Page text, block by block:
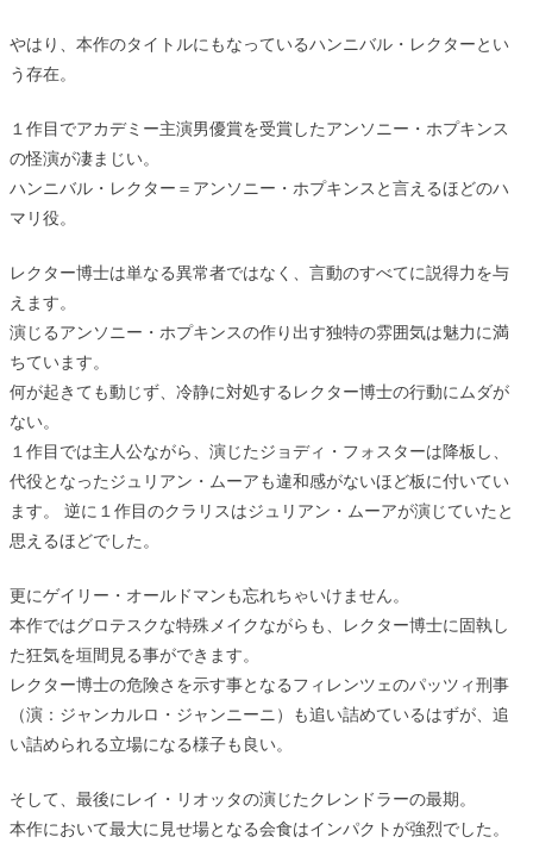
やはり、本作のタイトルにもなっているハンニバル・レクターとい
う存在。
１作目でアカデミー主演男優賞を受賞したアンソニー・ホプキンス
の怪演が凄まじい。
ハンニバル・レクター＝アンソニー・ホプキンスと言えるほどのハ
マリ役。
レクター博士は単なる異常者ではなく、言動のすべてに説得力を与
えます。
演じるアンソニー・ホプキンスの作り出す独特の雰囲気は魅力に満
ちています。
何が起きても動じず、冷静に対処するレクター博士の行動にムダが
ない。
１作目では主人公ながら、演じたジョディ・フォスターは降板し、
代役となったジュリアン・ムーアも違和感がないほど板に付いてい
ます。 逆に１作目のクラリスはジュリアン・ムーアが演じていたと
思えるほどでした。
更にゲイリー・オールドマンも忘れちゃいけません。
本作ではグロテスクな特殊メイクながらも、レクター博士に固執し
た狂気を垣間見る事ができます。
レクター博士の危険さを示す事となるフィレンツェのパッツィ刑事
（演：ジャンカルロ・ジャンニーニ）も追い詰めているはずが、追
い詰められる立場になる様子も良い。
そして、最後にレイ・リオッタの演じたクレンドラーの最期。
本作において最大に見せ場となる会食はインパクトが強烈でした。